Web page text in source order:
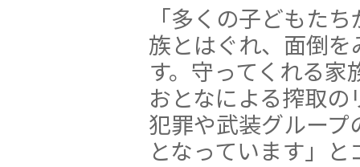
「多くの子どもた
族とはぐれ、面倒
す。守ってくれる
おとなによる搾取
犯罪や武装グルー
となっています」